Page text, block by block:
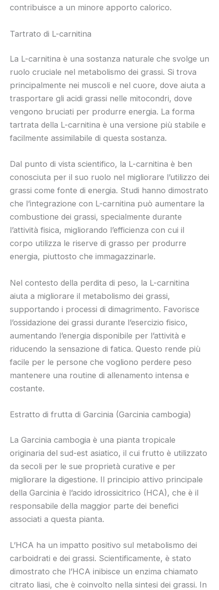
contribuisce a un minore apporto calorico.
Tartrato di L-carnitina
La L-carnitina è una sostanza naturale che svolge un
ruolo cruciale nel metabolismo dei grassi. Si trova
principalmente nei muscoli e nel cuore, dove aiuta a
trasportare gli acidi grassi nelle mitocondri, dove
vengono bruciati per produrre energia. La forma
tartrata della L-carnitina è una versione più stabile e
facilmente assimilabile di questa sostanza.
Dal punto di vista scientifico, la L-carnitina è ben
conosciuta per il suo ruolo nel migliorare l’utilizzo dei
grassi come fonte di energia. Studi hanno dimostrato
che l’integrazione con L-carnitina può aumentare la
combustione dei grassi, specialmente durante
l’attività fisica, migliorando l’efficienza con cui il
corpo utilizza le riserve di grasso per produrre
energia, piuttosto che immagazzinarle.
Nel contesto della perdita di peso, la L-carnitina
aiuta a migliorare il metabolismo dei grassi,
supportando i processi di dimagrimento. Favorisce
l’ossidazione dei grassi durante l’esercizio fisico,
aumentando l’energia disponibile per l’attività e
riducendo la sensazione di fatica. Questo rende più
facile per le persone che vogliono perdere peso
mantenere una routine di allenamento intensa e
costante.
Estratto di frutta di Garcinia (Garcinia cambogia)
La Garcinia cambogia è una pianta tropicale
originaria del sud-est asiatico, il cui frutto è utilizzato
da secoli per le sue proprietà curative e per
migliorare la digestione. Il principio attivo principale
della Garcinia è l’acido idrossicitrico (HCA), che è il
responsabile della maggior parte dei benefici
associati a questa pianta.
L’HCA ha un impatto positivo sul metabolismo dei
carboidrati e dei grassi. Scientificamente, è stato
dimostrato che l’HCA inibisce un enzima chiamato
citrato liasi, che è coinvolto nella sintesi dei grassi. In